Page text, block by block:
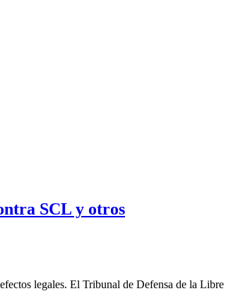
SCL y otros
legales. El Tribunal de Defensa de la